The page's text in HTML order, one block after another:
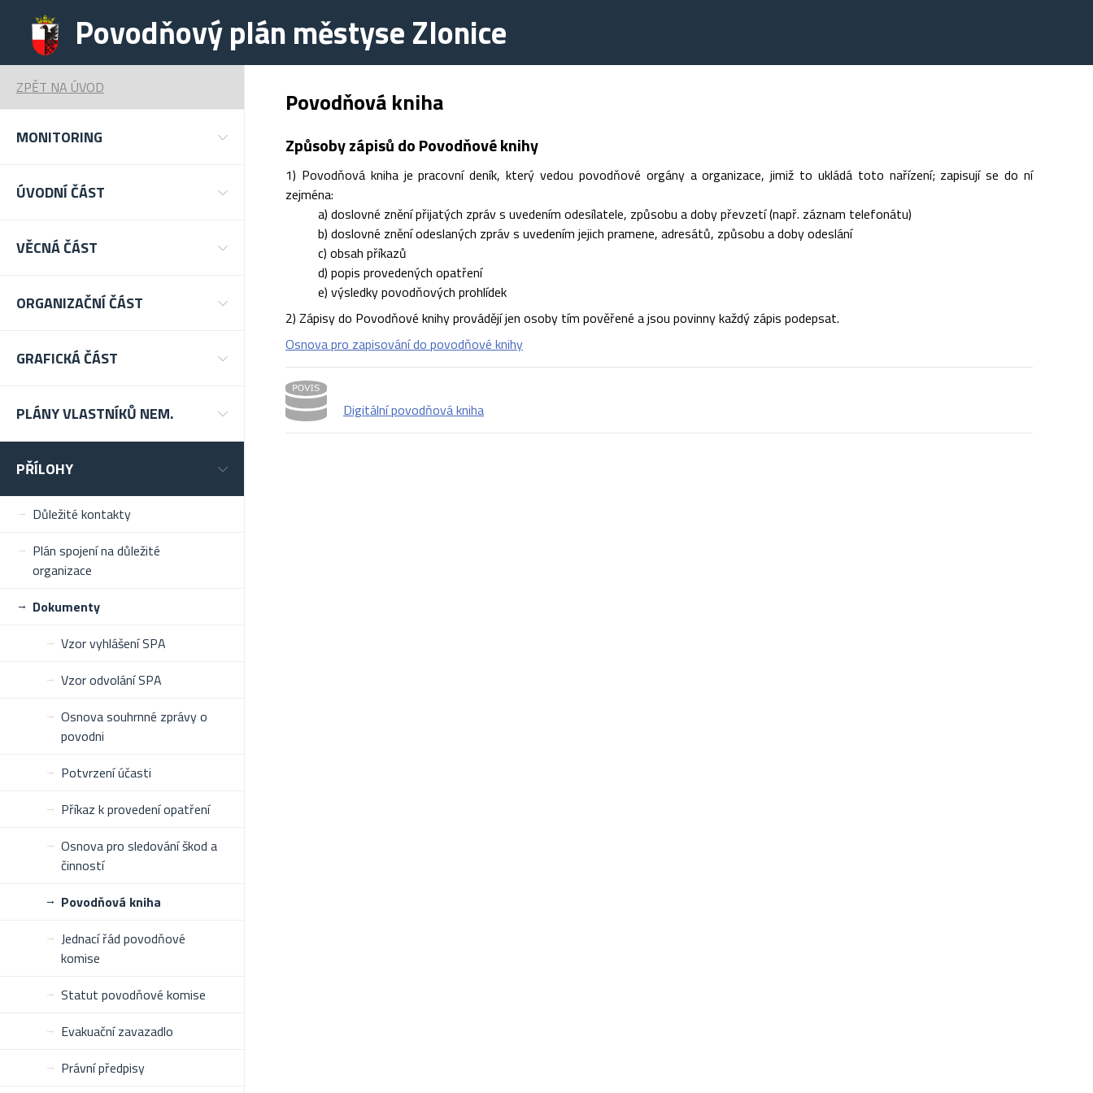
Povodňový plán městyse Zlonice
ZPĚT NA ÚVOD
MONITORING
ÚVODNÍ ČÁST
VĚCNÁ ČÁST
ORGANIZAČNÍ ČÁST
GRAFICKÁ ČÁST
PLÁNY VLASTNÍKŮ NEM.
PŘÍLOHY
Důležité kontakty
Plán spojení na důležité
organizace
Dokumenty
Vzor vyhlášení SPA
Vzor odvolání SPA
Osnova souhrnné zprávy o
povodni
Potvrzení účasti
Příkaz k provedení opatření
Osnova pro sledování škod a
činností
Povodňová kniha
Jednací řád povodňové
komise
Statut povodňové komise
Evakuační zavazadlo
Právní předpisy
Povodňová kniha
Způsoby zápisů do Povodňové knihy
1) Povodňová kniha je pracovní deník, který vedou povodňové orgány a organizace, jimiž to ukládá toto nařízení; zapisují se do ní
zejména:
a) doslovné znění přijatých zpráv s uvedením odesílatele, způsobu a doby převzetí (např. záznam telefonátu)
b) doslovné znění odeslaných zpráv s uvedením jejich pramene, adresátů, způsobu a doby odeslání
c) obsah příkazů
d) popis provedených opatření
e) výsledky povodňových prohlídek
2) Zápisy do Povodňové knihy provádějí jen osoby tím pověřené a jsou povinny každý zápis podepsat.
Osnova pro zapisování do povodňové knihy
Digitální povodňová kniha